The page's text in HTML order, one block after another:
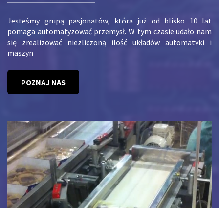
Jesteśmy grupą pasjonatów, która już od blisko 10 lat
pomaga automatyzować przemysł. W tym czasie udało nam
się zrealizować niezliczoną ilość układów automatyki i
maszyn
POZNAJ NAS